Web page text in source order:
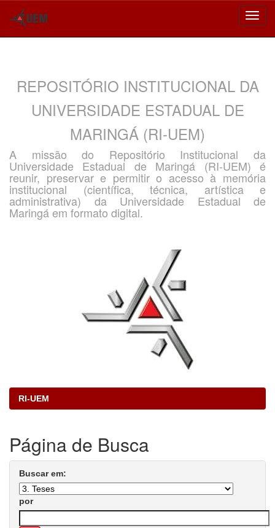
REPOSITÓRIO INSTITUCIONAL DA
UNIVERSIDADE ESTADUAL DE
MARINGÁ (RI-UEM)
A missão do Repositório Institucional da
Universidade Estadual de Maringá (RI-UEM) é
reunir, preservar e permitir o acesso à memória
institucional (científica, técnica, artística e
administrativa) da Universidade Estadual de
Maringá em formato digital.
RI-UEM
Página de Busca
Buscar em:
por